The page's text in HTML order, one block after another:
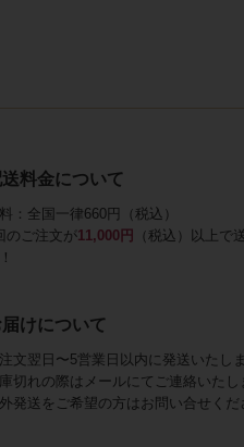
料金について
：全国一律660円（税込）
のご注文が11,000円
（税込）以上で
けについて
文翌日〜5営業日以内に発送いたしま
切れの際はメールにてご連絡いたし
発送をご希望の方はお問い合せくだ